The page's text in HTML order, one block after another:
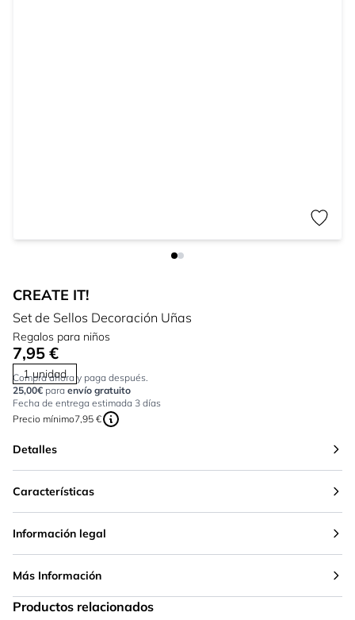
CREATE IT!
Set de Sellos Decoración Uñas
Regalos para niños
7,95 €
1 unidad
Compra ahora y paga después.
25,00€ para envío gratuito
Fecha de entrega estimada 3 días
Precio mínimo7,95 €
Detalles
Características
Información legal
Más Información
Productos relacionados